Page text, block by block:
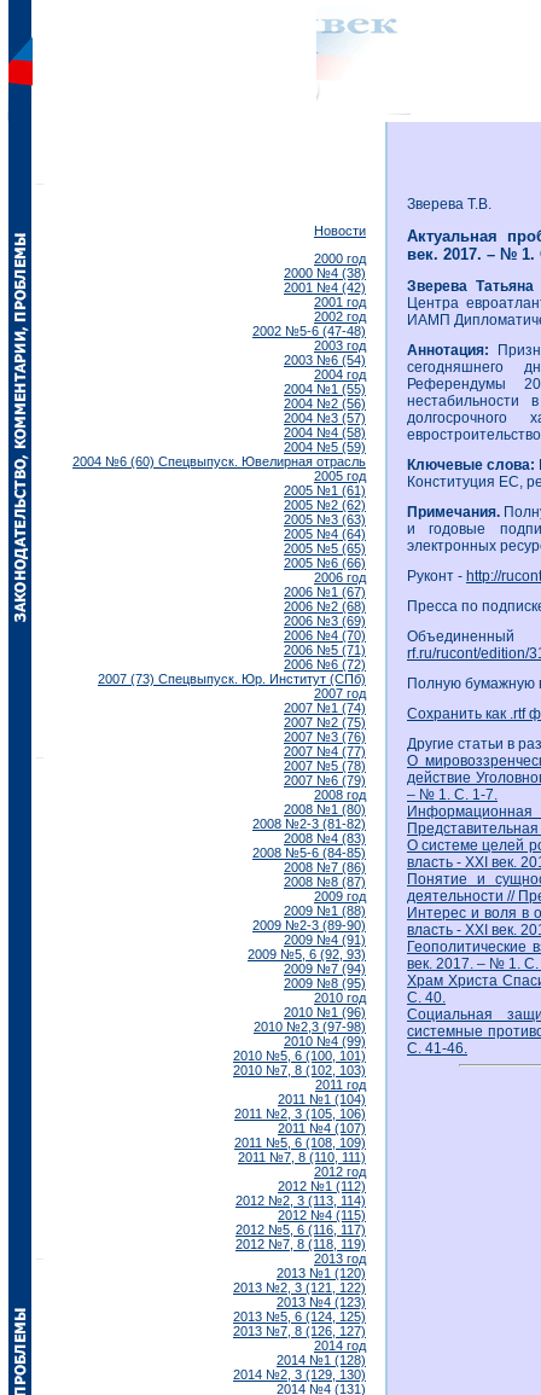
Новости
2000 год
2000 №4 (38)
2001 №4 (42)
2001 год
2002 год
2002 №5-6 (47-48)
2003 год
2003 №6 (54)
2004 год
2004 №1 (55)
2004 №2 (56)
2004 №3 (57)
2004 №4 (58)
2004 №5 (59)
2004 №6 (60) Спецвыпуск. Ювелирная отрасль
2005 год
2005 №1 (61)
2005 №2 (62)
2005 №3 (63)
2005 №4 (64)
2005 №5 (65)
2005 №6 (66)
2006 год
2006 №1 (67)
2006 №2 (68)
2006 №3 (69)
2006 №4 (70)
2006 №5 (71)
2006 №6 (72)
2007 (73) Спецвыпуск. Юр. Институт (СПб)
2007 год
2007 №1 (74)
2007 №2 (75)
2007 №3 (76)
2007 №4 (77)
2007 №5 (78)
2007 №6 (79)
2008 год
2008 №1 (80)
2008 №2-3 (81-82)
2008 №4 (83)
2008 №5-6 (84-85)
2008 №7 (86)
2008 №8 (87)
2009 год
2009 №1 (88)
2009 №2-3 (89-90)
2009 №4 (91)
2009 №5, 6 (92, 93)
2009 №7 (94)
2009 №8 (95)
2010 год
2010 №1 (96)
2010 №2,3 (97-98)
2010 №4 (99)
2010 №5, 6 (100, 101)
2010 №7, 8 (102, 103)
2011 год
2011 №1 (104)
2011 №2, 3 (105, 106)
2011 №4 (107)
2011 №5, 6 (108, 109)
2011 №7, 8 (110, 111)
2012 год
2012 №1 (112)
2012 №2, 3 (113, 114)
2012 №4 (115)
2012 №5, 6 (116, 117)
2012 №7, 8 (118, 119)
2013 год
2013 №1 (120)
2013 №2, 3 (121, 122)
2013 №4 (123)
2013 №5, 6 (124, 125)
2013 №7, 8 (126, 127)
2014 год
2014 №1 (128)
2014 №2, 3 (129, 130)
2014 №4 (131)
Зверева Т.В.
Актуальная
век. 2017. – № 1.
Зверева
Центра
ИАМП
Аннотация:
сегодняшнего
Референдумы
долгосрочного
Ключевые слова:
Конституция ЕС,
Примечания.
и годовые
электронных
Руконт - http://
Пресса по
rf.ru/rucont/edition/
Полную бумажную
Сохранить как .rtf
Другие статьи в
О
действие
– № 1. С. 1-7.
О системе целей
власть - ХХI век.
Понятие и
деятельности //
Интерес и воля в
власть - ХХI век.
Геополитические
век. 2017. – № 1. С.
Храм Христа
С. 40.
Социальная
системные
С. 41-46.